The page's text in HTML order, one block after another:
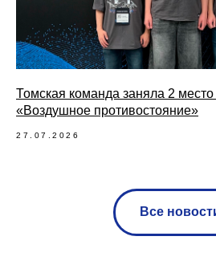
Томская команда заняла 2
«Воздушное противостояние»
27.07.2026
Все